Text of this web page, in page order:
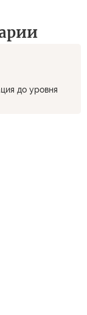
до уровня